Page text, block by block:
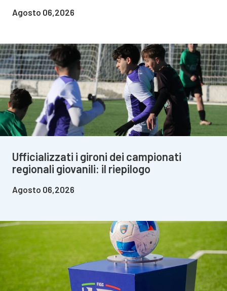
Agosto 06,2026
Ufficializzati i gironi dei campionati
regionali giovanili: il riepilogo
Agosto 06,2026